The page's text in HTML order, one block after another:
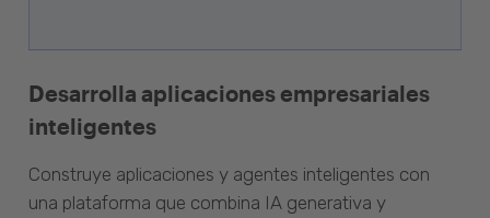
Desarrolla aplicaciones empresariales
inteligentes
Construye aplicaciones y agentes inteligentes con
una plataforma que combina IA generativa y